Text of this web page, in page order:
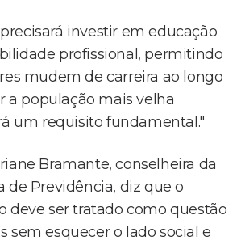
investir em educação
profissional, permitindo
mudem de carreira ao longo
a população mais velha
um requisito fundamental."
Bramante, conselheira da
de Previdência, diz que o
deve ser tratado como questão
sem esquecer o lado social e